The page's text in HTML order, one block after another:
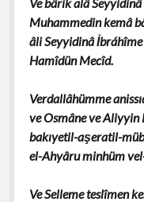
Muhammedin kemâ
âli Seyyidinâ
Hamîdün Mecîd.
Verdallâhümme
ve Osmâne ve
bakıyetil-aşeratil-
el-Ahyâru minhüm
Ve Selleme teslîmen